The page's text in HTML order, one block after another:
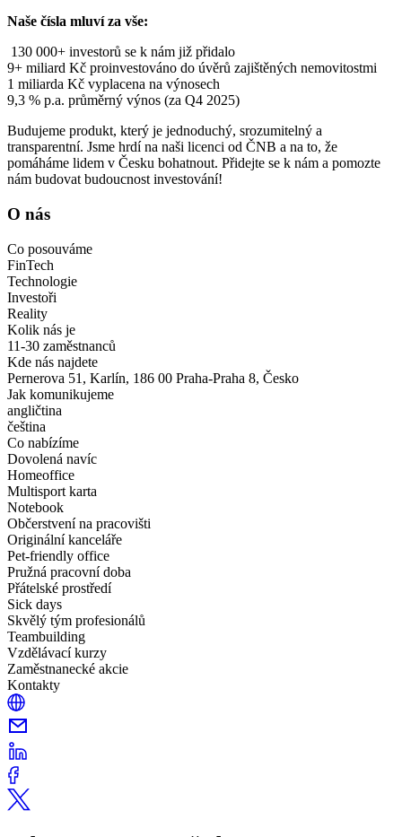
Naše čísla mluví za vše:
130 000+ investorů se k nám již přidalo
9+ miliard Kč proinvestováno do úvěrů zajištěných nemovitostmi
1 miliarda Kč vyplacena na výnosech
9,3 % p.a. průměrný výnos (za Q4 2025)
Budujeme produkt, který je jednoduchý, srozumitelný a
transparentní. Jsme hrdí na naši licenci od ČNB a na to, že
pomáháme lidem v Česku bohatnout. Přidejte se k nám a pomozte
nám budovat budoucnost investování!
O nás
Co posouváme
FinTech
Technologie
Investoři
Reality
Kolik nás je
11-30 zaměstnanců
Kde nás najdete
Pernerova 51, Karlín, 186 00 Praha-Praha 8, Česko
Jak komunikujeme
angličtina
čeština
Co nabízíme
Dovolená navíc
Homeoffice
Multisport karta
Notebook
Občerstvení na pracovišti
Originální kanceláře
Pet-friendly office
Pružná pracovní doba
Přátelské prostředí
Sick days
Skvělý tým profesionálů
Teambuilding
Vzdělávací kurzy
Zaměstnanecké akcie
Kontakty